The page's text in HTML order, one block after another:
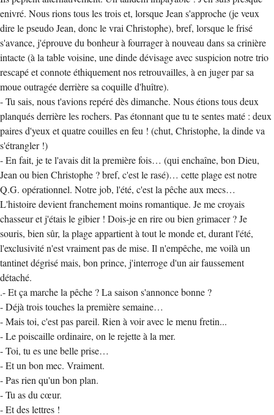
enivré. Nous rions tous les trois et, lorsque Jean s'approche (je veux
dire le pseudo Jean, donc le vrai Christophe), bref, lorsque le frisé
s'avance, j'éprouve du bonheur à fourrager à nouveau dans sa crinière
intacte (à la table voisine, une dinde dévisage avec suspicion notre trio
rescapé et connote éthiquement nos retrouvailles, à en juger par sa
moue outragée derrière sa coquille d'huître).
- Tu sais, nous t'avions repéré dès dimanche. Nous étions tous deux
planqués derrière les rochers. Pas étonnant que tu te sentes maté : deux
paires d'yeux et quatre couilles en feu ! (chut, Christophe, la dinde va
s'étrangler !)
- En fait, je te l'avais dit la première fois… (qui enchaîne, bon Dieu,
Jean ou bien Christophe ? bref, c'est le rasé)… cette plage est notre
Q.G. opérationnel. Notre job, l'été, c'est la pêche aux mecs…
L'histoire devient franchement moins romantique. Je me croyais
chasseur et j'étais le gibier ! Dois-je en rire ou bien grimacer ? Je
souris, bien sûr, la plage appartient à tout le monde et, durant l'été,
l'exclusivité n'est vraiment pas de mise. Il n'empêche, me voilà un
tantinet dégrisé mais, bon prince, j'interroge d'un air faussement
détaché.
.- Et ça marche la pêche ? La saison s'annonce bonne ?
- Déjà trois touches la première semaine…
- Mais toi, c'est pas pareil. Rien à voir avec le menu fretin...
- Le poiscaille ordinaire, on le rejette à la mer.
- Toi, tu es une belle prise…
- Et un bon mec. Vraiment.
- Pas rien qu'un bon plan.
- Tu as du cœur.
- Et des lettres !